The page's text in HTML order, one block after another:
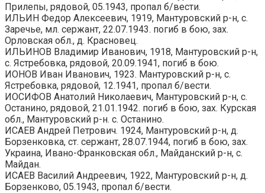
Прилепы, рядовой, 05.1943, пропал б/вести.
ИЛЬИН Федор Алексеевич, 1919, Мантуровский р-н, с.
Заречье, мл. сержант, 22.07.1943. погиб в бою, зах.
Орловская обл., д. Красновец.
ИЛЬИНОВ Владимир Иванович, 1918, Мантуровский р-н,
с. Ястребовка, рядовой, 20.09.1941, погиб в бою.
ИОНОВ Иван Иванович, 1923. Мантуровский р-н, с.
Ястребовка, рядовой, 12.1941, пропал б/вести.
ИОСИФОВ Анатолий Николаевич, Мантуровский р-н, с.
Останино, рядовой, 21.01.1942. погиб в бою, зах. Курская
обл., Мантуровский р-н. с. Останино.
ИСАЕВ Андрей Петрович. 1924, Мантуровский р-н, д.
Борзенковка, ст. сержант, 28.07.1944, погиб в бою, зах.
Украина, Ивано-Франковская обл., Майданский р-н, с.
Майдан.
ИСАЕВ Василий Андреевич, 1922, Мантуровский р-н, д.
Борзенково, 05.1943, пропал б/вести.